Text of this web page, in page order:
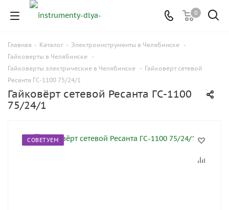
0
Главная - Каталог - Электроинструменты в Челябинске -
Гайковерты в Челябинске -
Гайковерты электрические в Челябинске - Гайковёрт сетевой
Ресанта ГС-1100 75/24/1
Гайковёрт сетевой Ресанта ГС-1100
75/24/1
СОВЕТУЕМ